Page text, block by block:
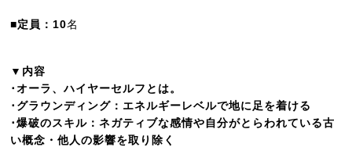
■定員 ：10名
▼内容
･オーラ、ハイヤーセルフとは。
･グラウンディング：エネルギーレベルで地に足を着ける
･爆破のスキル：ネガティブな感情や自分がとらわれている古
い概念・他人の影響を取り除く